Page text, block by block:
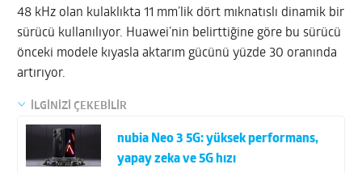
48 kHz olan kulaklıkta 11 mm’lik dört mıknatıslı dinamik bir
sürücü kullanılıyor. Huawei’nin belirttiğine göre bu sürücü
önceki modele kıyasla aktarım gücünü yüzde 30 oranında
artırıyor.
İLGİNİZİ ÇEKEBİLİR
nubia Neo 3 5G: yüksek performans,
yapay zeka ve 5G hızı